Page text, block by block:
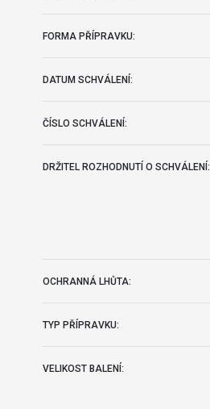
FORMA PŘÍPRAVKU:
DATUM SCHVÁLENÍ:
ČÍSLO SCHVÁLENÍ:
DRŽITEL ROZHODNUTÍ O SCHVÁLENÍ:
OCHRANNÁ LHŮTA:
TYP PŘÍPRAVKU:
VELIKOST BALENÍ: